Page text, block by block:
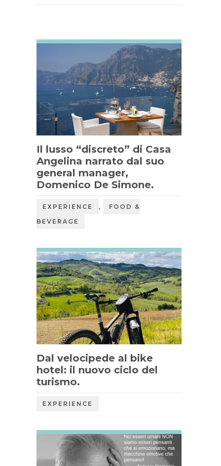
Il lusso “discreto” di Casa
Angelina narrato dal suo
general manager,
Domenico De Simone.
EXPERIENCE ,
FOOD &
BEVERAGE
Dal velocipede al bike
hotel: il nuovo ciclo del
turismo.
EXPERIENCE